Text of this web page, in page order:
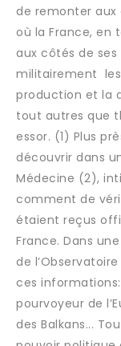
de remonter aux
où la France, en
aux côtés de
militairement
production et la
tout autres que
essor. (1) Plus
découvrir dans
Médecine (2),
comment de
étaient reçus
France. Dans
de
ces
pourvoyeur de
des Balkans...